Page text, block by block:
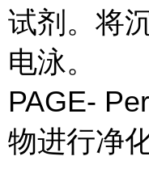
试剂。将
电泳。
PAGE-
物进行净